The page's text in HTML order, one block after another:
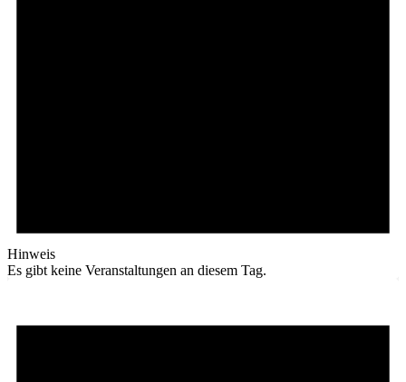
Hinweis
Es gibt keine Veranstaltungen an diesem Tag.